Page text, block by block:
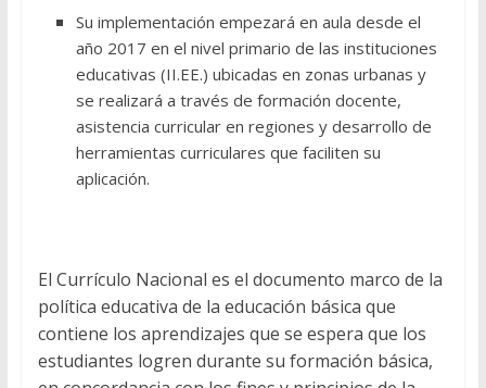
Su implementación empezará en aula desde el
año 2017 en el nivel primario de las instituciones
educativas (II.EE.) ubicadas en zonas urbanas y
se realizará a través de formación docente,
asistencia curricular en regiones y desarrollo de
herramientas curriculares que faciliten su
aplicación.
El Currículo Nacional es el documento marco de la
política educativa de la educación básica que
contiene los aprendizajes que se espera que los
estudiantes logren durante su formación básica,